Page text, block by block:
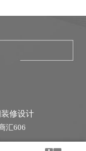
修设计
汇606